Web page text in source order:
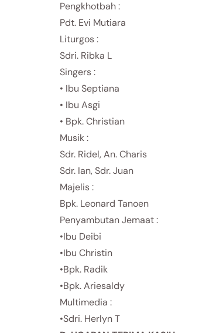
Pengkhotbah :
Pdt. Evi Mutiara
Liturgos :
Sdri. Ribka L
Singers :
• Ibu Septiana
• Ibu Asgi
• Bpk. Christian
Musik :
Sdr. Ridel, An. Charis
Sdr. Ian, Sdr. Juan
Majelis :
Bpk. Leonard Tanoen
Penyambutan Jemaat :
•Ibu Deibi
•Ibu Christin
•Bpk. Radik
•Bpk. Ariesaldy
Multimedia :
•Sdri. Herlyn T